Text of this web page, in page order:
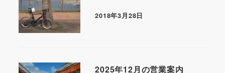
2018年3月28日
2025年12月の営業案内